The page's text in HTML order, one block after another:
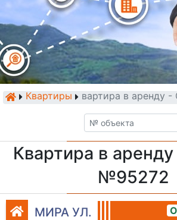
Квартиры Квартира в аренду
Квартира в
№95272
МИРА УЛ.